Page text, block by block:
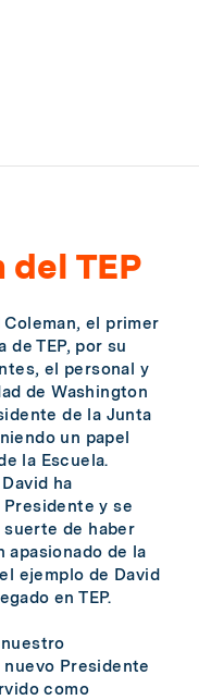
TEP
el primer
TEP, por su
el personal y
de Washington
de la Junta
un papel
la Escuela.
ha
y se
suerte de haber
apasionado de la
ejemplo de David
en TEP.
Presidente
como